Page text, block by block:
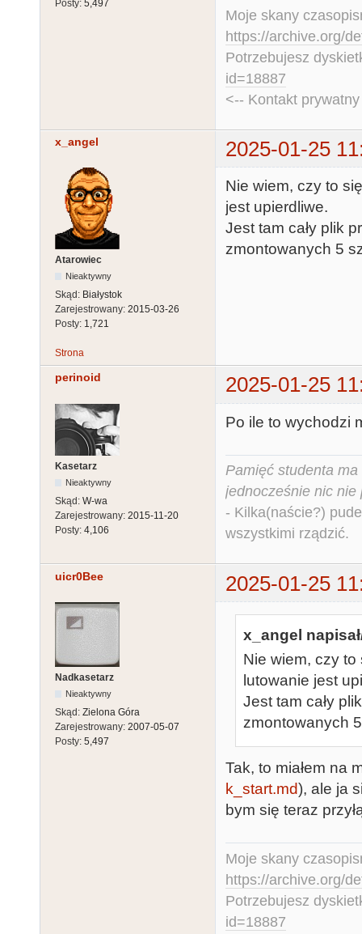
Posty: 5,497
Moje skany
https://archive.org/
Potrzebujesz
id=18887
<-- Kontakt
x_angel 2025-01-25
Atarowiec
Nieaktywny
Skąd: Białystok
Zarejestrowany: 2015-03-26
Posty: 1,721
Nie wiem, czy to
jest upierdliwe.
Jest tam cały plik
zmontowanych 5
Strona
perinoid 2025-01-25
Kasetarz
Nieaktywny
Skąd: W-wa
Zarejestrowany: 2015-11-20
Posty: 4,106
Po ile to wychodzi
Pamięć studenta
jednocześnie nic nie
- Kilka(naście?)
wszystkimi rządzić.
uicr0Bee 2025-01-25
Nadkasetarz
Nieaktywny
Skąd: Zielona Góra
Zarejestrowany: 2007-05-07
Posty: 5,497
x_angel
Nie wiem, czy to
lutowanie jest
Jest tam cały
zmontowanych
Tak, to miałem na
k_start.md), ale ja
bym się teraz
Moje skany
https://archive.org/
Potrzebujesz
id=18887